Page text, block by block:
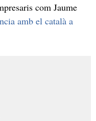
com Jaume
amb el català a